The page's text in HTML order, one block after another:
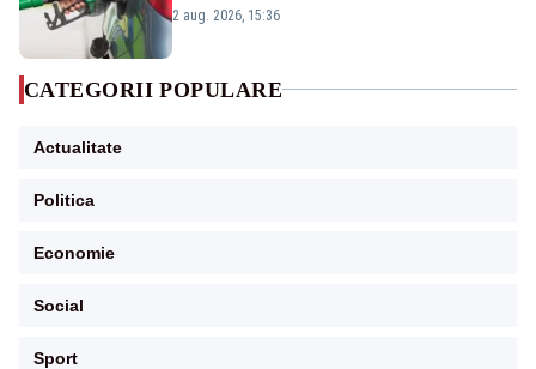
2 aug. 2026, 15:36
CATEGORII POPULARE
Actualitate
Politica
Economie
Social
Sport